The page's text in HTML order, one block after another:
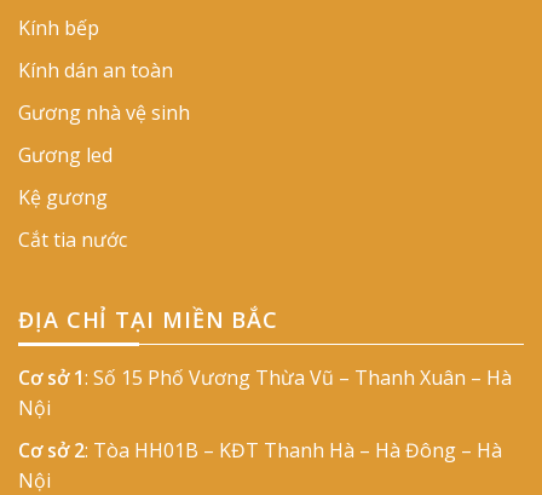
Kính bếp
Kính dán an toàn
Gương nhà vệ sinh
Gương led
Kệ gương
Cắt tia nước
ĐỊA CHỈ TẠI MIỀN BẮC
Cơ sở 1: Số 15 Phố Vương Thừa Vũ – Thanh Xuân – Hà
Nội
Cơ sở 2: Tòa HH01B – KĐT Thanh Hà – Hà Đông – Hà
Nội